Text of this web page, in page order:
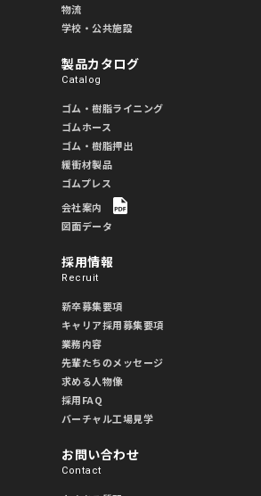
物流
学校・公共施設
製品カタログ
Catalog
ゴム・樹脂ライニング
ゴムホース
ゴム・樹脂押出
緩衝材製品
ゴムプレス
会社案内
図面データ
採用情報
Recruit
新卒募集要項
キャリア採用募集要項
業務内容
先輩たちのメッセージ
求める人物像
採用FAQ
バーチャル工場見学
お問い合わせ
Contact